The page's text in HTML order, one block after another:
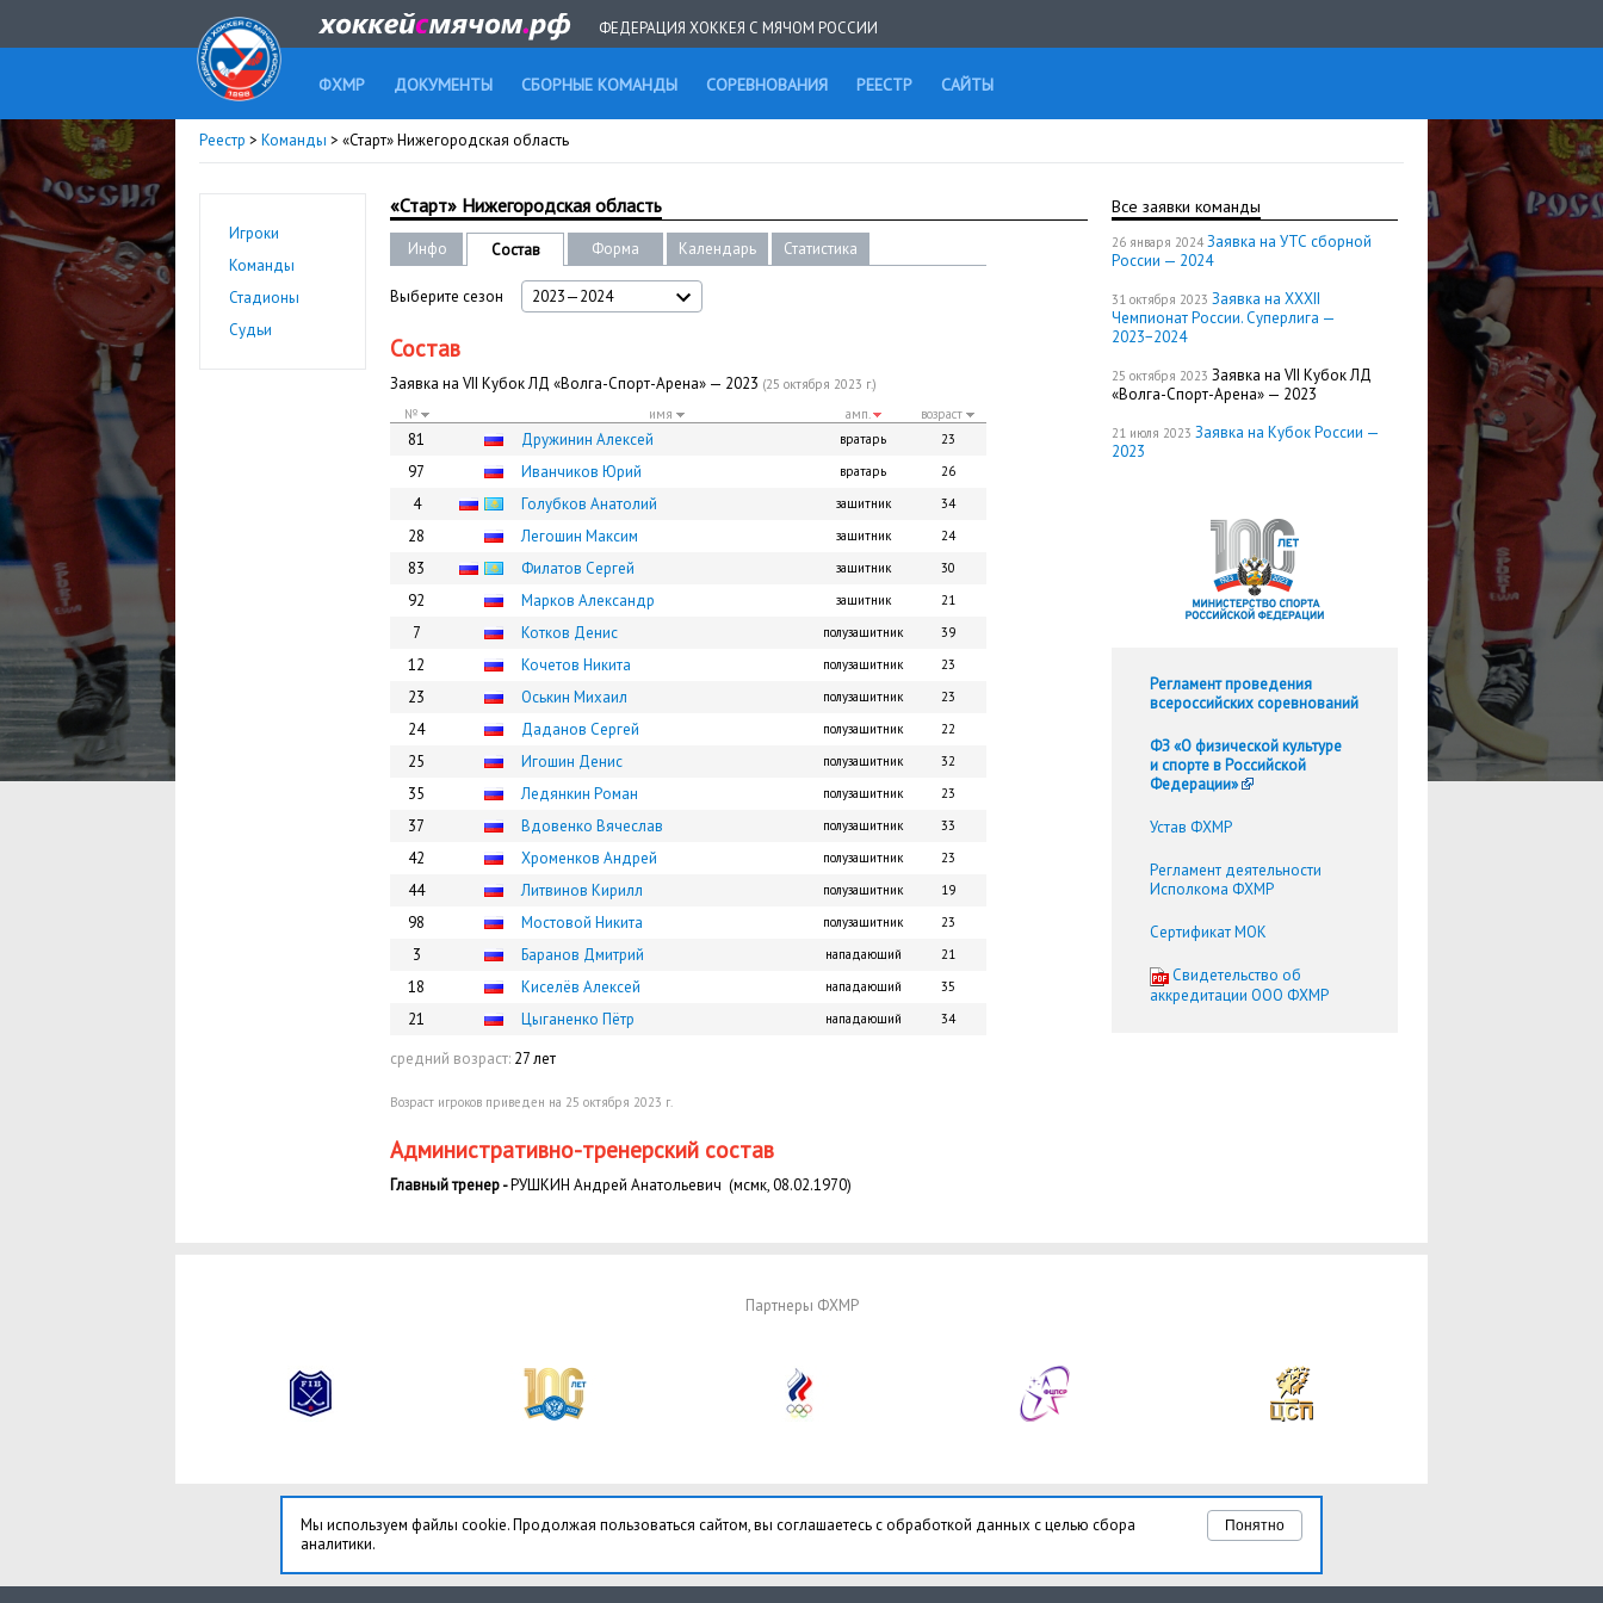
ФЕДЕРАЦИЯ ХОККЕЯ С МЯЧОМ РОССИИ
ФХМР ДОКУМЕНТЫ СБОРНЫЕ КОМАНДЫ СОРЕВНОВАНИЯ РЕЕСТР САЙТЫ
Реестр > Команды > «Старт» Нижегородская область
Игроки
Команды
Стадионы
Судьи
Все заявки команды
26 января 2024 Заявка на УТС сборной
России — 2024
31 октября 2023 Заявка на XXXII
Чемпионат России. Суперлига —
2023−2024
25 октября 2023 Заявка на VII Кубок ЛД
«Волга-Спорт-Арена» — 2023
21 июля 2023 Заявка на Кубок России —
2023
Регламент проведения
всероссийских соревнований
ФЗ «О физической культуре
и спорте в Российской
Федерации»
Устав ФХМР
Регламент деятельности
Исполкома ФХМР
Сертификат МОК
Cвидетельство об
аккредитации ООО ФХМР
«Старт» Нижегородская область
Инфо Состав Форма Календарь Статистика
Выберите сезон 2023—2024
Состав
Заявка на VII Кубок ЛД «Волга-Спорт-Арена» — 2023 (25 октября 2023 г.)
№
имя амп. возраст
81 Дружинин Алексей вратарь 23
97 Иванчиков Юрий вратарь 26
4 Голубков Анатолий защитник 34
28 Легошин Максим защитник 24
83 Филатов Сергей защитник 30
92 Марков Александр защитник 21
7 Котков Денис полузащитник 39
12 Кочетов Никита полузащитник 23
23 Оськин Михаил полузащитник 23
24 Даданов Сергей полузащитник 22
25 Игошин Денис полузащитник 32
35 Ледянкин Роман полузащитник 23
37 Вдовенко Вячеслав полузащитник 33
42 Хроменков Андрей полузащитник 23
44 Литвинов Кирилл полузащитник 19
98 Мостовой Никита полузащитник 23
3 Баранов Дмитрий нападающий 21
18 Киселёв Алексей нападающий 35
21 Цыганенко Пётр нападающий 34
средний возраст: 27 лет
Возраст игроков приведен на 25 октября 2023 г.
Административно-тренерский состав
Главный тренер -РУШКИН Андрей Анатольевич (мсмк, 08.02.1970)
Партнеры ФХМР
Понятно
Мы используем файлы cookie. Продолжая пользоваться сайтом, вы соглашаетесь с обработкой данных с целью сбора
аналитики.